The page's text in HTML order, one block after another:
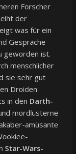
Forscher
der
was für ein
Gespräche
geworden ist.
menschlicher
sie sehr gut
Droiden
in den Darth-
mordlüsterne
amüsante
Star-Wars-